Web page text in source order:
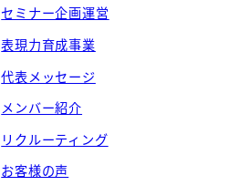
セミナー企画運営
表現力育成事業
代表メッセージ
メンバー紹介
リクルーティング
お客様の声